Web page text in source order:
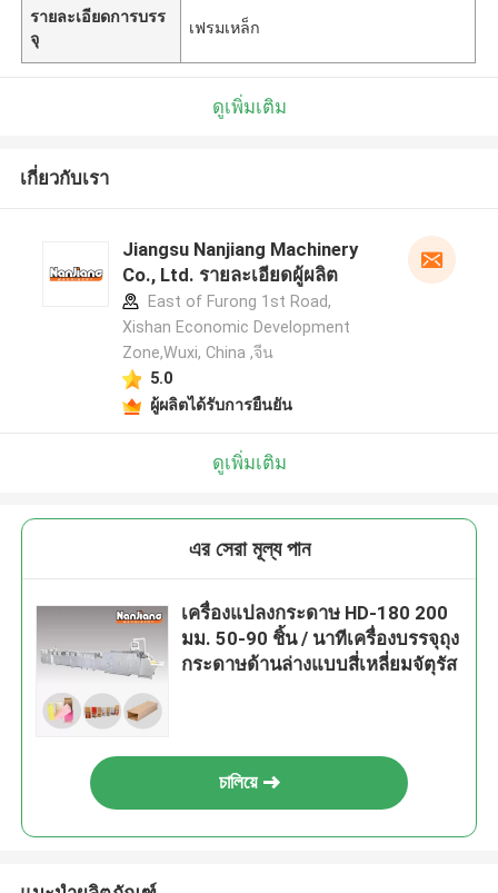
รายละเอียดการบรร
จุ
เฟรมเหล็ก
ดูเพิ่มเติม
เกี่ยวกับเรา
Jiangsu Nanjiang Machinery
Co., Ltd. รายละเอียดผู้ผลิต
East of Furong 1st Road,
Xishan Economic Development
Zone,Wuxi, China ,จีน
5.0
ผู้ผลิตได้รับการยืนยัน
ดูเพิ่มเติม
এর সেরা মূল্য পান
เครื่องแปลงกระดาษ HD-180 200
มม. 50-90 ชิ้น / นาทีเครื่องบรรจุถุง
กระดาษด้านล่างแบบสี่เหลี่ยมจัตุรัส
চালিয়ে